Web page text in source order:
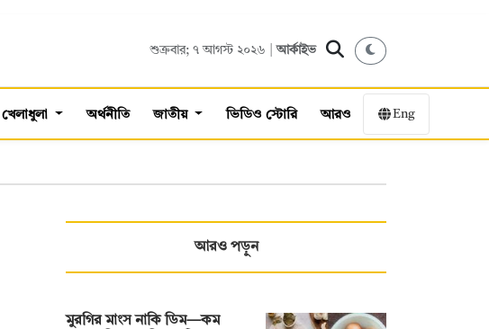
শুক্রবার; ৭ আগস্ট ২০২৬ |আর্কাইভ
খেলাধুলা অর্থনীতি জাতীয় ভিডিও স্টোরি আরও Eng
আরও পড়ুন
মুরগির মাংস নাকি ডিম—কম